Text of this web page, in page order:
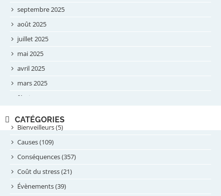
septembre 2025
août 2025
juillet 2025
mai 2025
avril 2025
mars 2025
février 2025
septembre 2024
août 2024
juillet 2024
juin 2024
mai 2024
CATÉGORIES
Bienveilleurs (5)
Causes (109)
Conséquences (357)
Coût du stress (21)
Évènements (39)